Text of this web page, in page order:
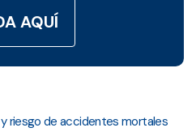
AQUÍ
riesgo de accidentes mortales